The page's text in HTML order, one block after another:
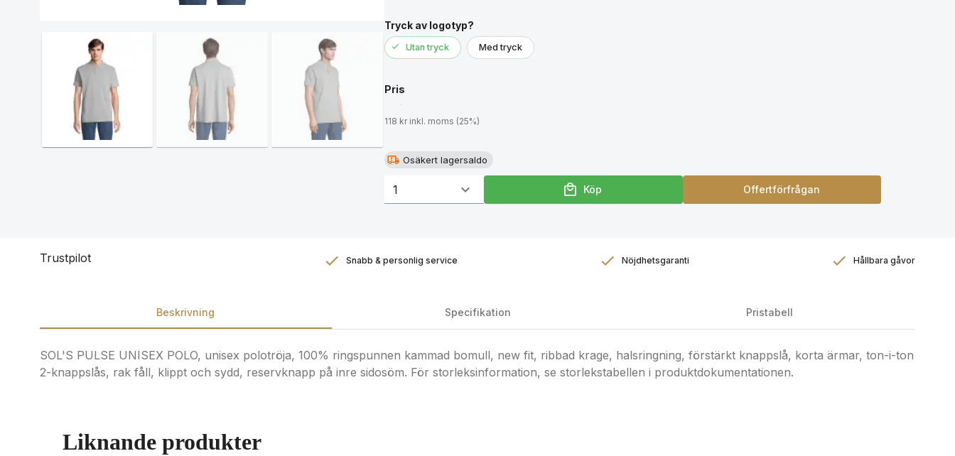
Tryck av logotyp?
Utan tryck Med tryck
Pris
118 kr inkl. moms (25%)
Osäkert lagersaldo
Köp Offertförfrågan
Trustpilot Snabb & personlig service Nöjdhetsgaranti Hållbara gåvor
Beskrivning Specifikation Pristabell
SOL'S PULSE UNISEX POLO, unisex polotröja, 100% ringspunnen kammad bomull, new fit, ribbad krage, halsringning, förstärkt knappslå, korta ärmar, ton-i-ton
2-knappslås, rak fåll, klippt och sydd, reservknapp på inre sidosöm. För storleksinformation, se storlekstabellen i produktdokumentationen.
Liknande produkter